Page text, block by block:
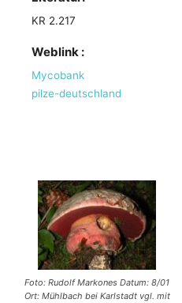
KR 2.217
Weblink :
Mycobank
pilze-deutschland
Foto: Rudolf Markones Datum: 8/01
Ort: Mühlbach bei Karlstadt vgl. mit